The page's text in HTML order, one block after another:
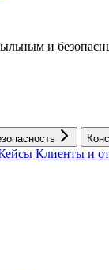
и
Клиенты и